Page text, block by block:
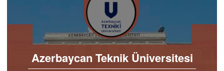
Azerbaycan Teknik Üniversitesi